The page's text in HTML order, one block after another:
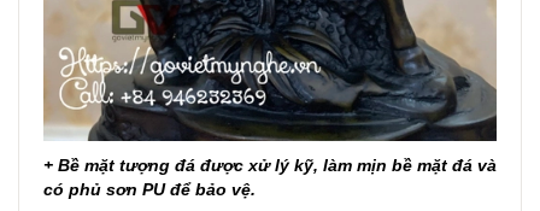
+ Bề mặt tượng đá được xử lý kỹ, làm mịn bề mặt đá và
có phủ sơn PU để bảo vệ.